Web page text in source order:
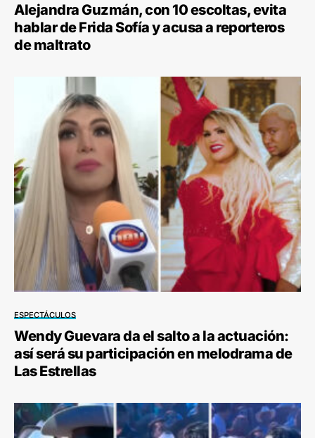
Alejandra Guzmán, con 10 escoltas, evita
hablar de Frida Sofía y acusa a reporteros
de maltrato
ESPECTÁCULOS
Wendy Guevara da el salto a la actuación:
así será su participación en melodrama de
Las Estrellas